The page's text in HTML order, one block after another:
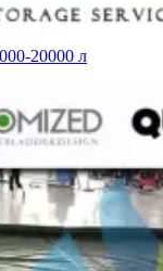
20000 л